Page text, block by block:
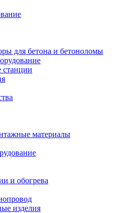
для бетона и бетоноломы
станции
материалы
и обогрева
изделия